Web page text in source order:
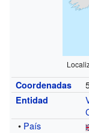
Coordenadas
Entidad
• País